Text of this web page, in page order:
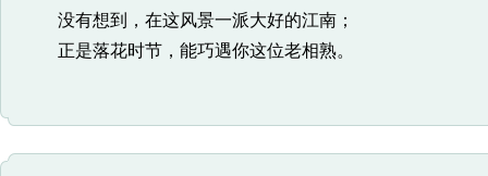
没有想到，在这风景一派大好的江南；
正是落花时节，能巧遇你这位老相熟。